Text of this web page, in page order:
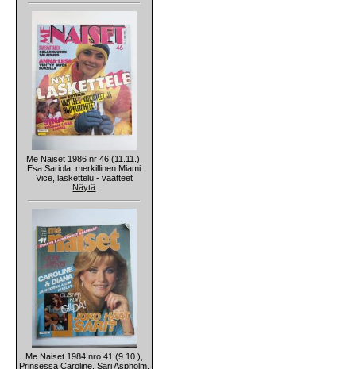
Me Naiset 1986 nr 46 (11.11.),
Esa Sariola, merkillinen Miami
Vice, laskettelu - vaatteet
Näytä
Me Naiset 1984 nro 41 (9.10.),
Prinsessa Caroline, Sari Aspholm,